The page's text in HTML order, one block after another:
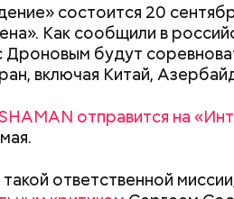
состоится 20
Как сообщили в
Дроновым будут
включая Китай,
отправится на
ответственной